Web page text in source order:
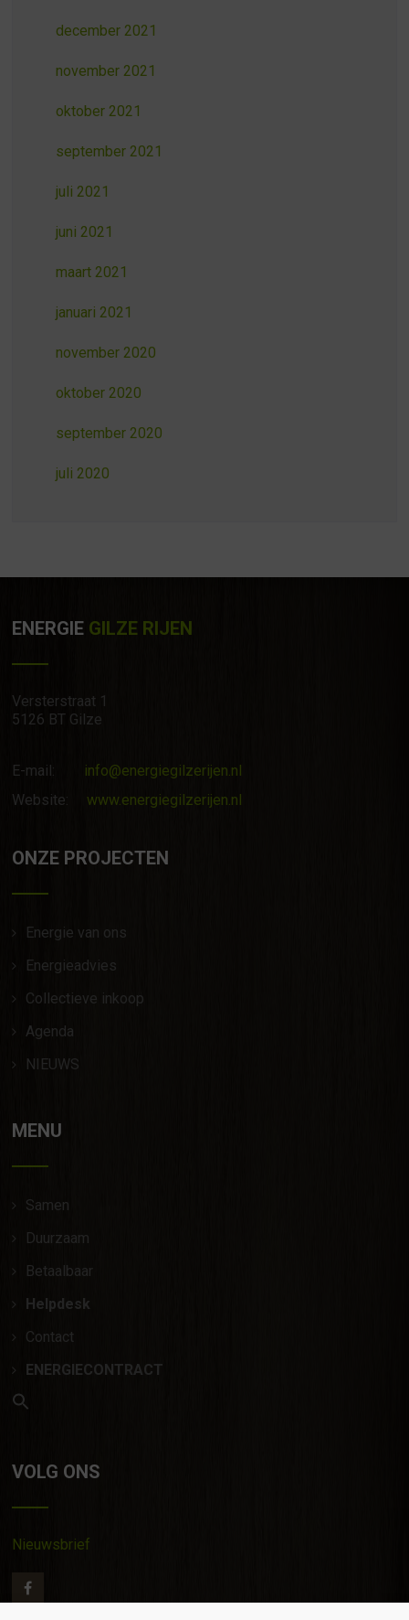
december 2021
november 2021
oktober 2021
september 2021
juli 2021
juni 2021
maart 2021
januari 2021
november 2020
oktober 2020
september 2020
juli 2020
ENERGIE GILZE RIJEN
Versterstraat 1
5126 BT Gilze
E-mail:
info@energiegilzerijen.nl
Website:
www.energiegilzerijen.nl
ONZE PROJECTEN
Energie van ons
Energieadvies
Collectieve inkoop
Agenda
NIEUWS
MENU
Samen
Duurzaam
Betaalbaar
Helpdesk
Contact
ENERGIECONTRACT
VOLG ONS
Nieuwsbrief